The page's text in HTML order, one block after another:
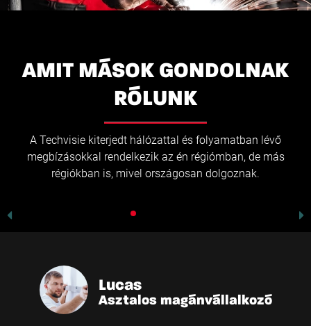
AMIT MÁSOK GONDOLNAK
RÓLUNK
Lucas
Asztalos magánvállalkozó